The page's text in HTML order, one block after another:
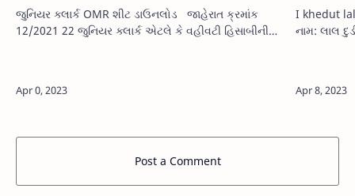
જુનિયર ક્લાર્ક OMR શીટ ડાઉનલોડ જાહેરાત ક્રમાંક
12/2021 22 જુનિયર ક્લાર્ક એટલે કે વહીવટી હિસાબીની
I khedut
નામ: લાલ
Post a Comment